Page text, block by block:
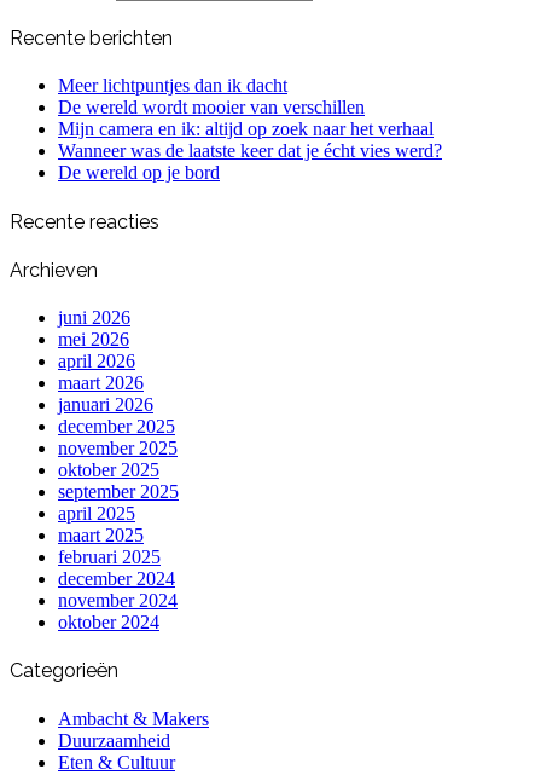
Recente berichten
Meer lichtpuntjes dan ik dacht
De wereld wordt mooier van verschillen
Mijn camera en ik: altijd op zoek naar het verhaal
Wanneer was de laatste keer dat je écht vies werd?
De wereld op je bord
Recente reacties
Archieven
juni 2026
mei 2026
april 2026
maart 2026
januari 2026
december 2025
november 2025
oktober 2025
september 2025
april 2025
maart 2025
februari 2025
december 2024
november 2024
oktober 2024
Categorieën
Ambacht & Makers
Duurzaamheid
Eten & Cultuur